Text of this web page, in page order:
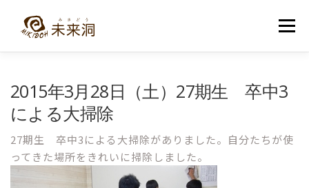
メニュー
2015年3月28日（土）27期生 卒中3
による大掃除
27期生 卒中3による大掃除がありました。自分たちが使
ってきた場所をきれいに掃除しました。